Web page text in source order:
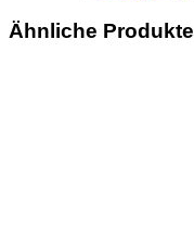
Ähnliche Produkte